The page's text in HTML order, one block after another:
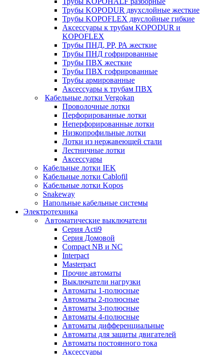
Трубы KOPODUR двухслойные жесткие
Трубы KOPOFLEX двуслойные гибкие
Аксессуары к трубам KOPODUR и
KOPOFLEX
Трубы ПНД, РР, РА жесткие
Трубы ПНД гофрированные
Трубы ПВХ жесткие
Трубы ПВХ гофрированные
Трубы армированные
Аксессуары к трубам ПВХ
Кабельные лотки Vergokan
Проволочные лотки
Перфорированные лотки
Неперфорированные лотки
Низкопрофильные лотки
Лотки из нержавеющей стали
Лестничные лотки
Аксессуары
Кабельные лотки IEK
Кабельные лотки Cablofil
Кабельные лотки Kopos
Snakeway
Напольные кабельные системы
Электротехника
Автоматические выключатели
Серия Acti9
Серия Домовой
Compact NB и NC
Interpact
Masterpact
Прочие автоматы
Выключатели нагрузки
Автоматы 1-полюсные
Автоматы 2-полюсные
Автоматы 3-полюсные
Автоматы 4-полюсные
Автоматы дифференциальные
Автоматы для защиты двигателей
Автоматы постоянного тока
Аксессуары